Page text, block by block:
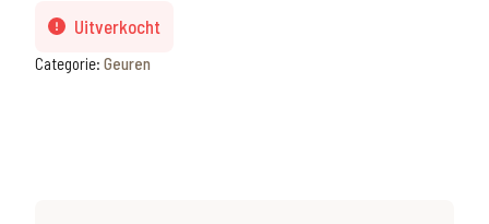
Uitverkocht
Categorie: Geuren